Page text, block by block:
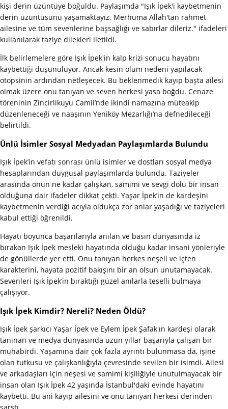
kişi derin üzüntüye boğuldu. Paylaşımda "Işık İpek'i kaybetmenin
derin üzüntüsünü yaşamaktayız. Merhuma Allah'tan rahmet
ailesine ve tüm sevenlerine başsağlığı ve sabırlar dileriz." ifadeleri
kullanılarak taziye dilekleri iletildi.
İlk belirlemelere göre Işık İpek'in kalp krizi sonucu hayatını
kaybettiği düşünülüyor. Ancak kesin ölüm nedeni yapılacak
otopsinin ardından netleşecek. Bu beklenmedik kayıp başta ailesi
olmak üzere onu tanıyan ve seven herkesi yasa boğdu. Cenaze
töreninin Zincirlikuyu Camii’nde ikindi namazına müteakip
düzenleneceği ve naaşının Yeniköy Mezarlığı’na defnedileceği
belirtildi.
Ünlü İsimler Sosyal Medyadan Paylaşımlarda Bulundu
Işık İpek’in vefatı sonrası ünlü isimler ve dostları sosyal medya
hesaplarından duygusal paylaşımlarda bulundu. Taziyeler
arasında onun ne kadar çalışkan, samimi ve sevgi dolu bir insan
olduğuna dair ifadeler dikkat çekti. Yaşar İpek’in de kardeşini
kaybetmenin verdiği acıyla oldukça zor anlar yaşadığı ve taziyeleri
kabul ettiği öğrenildi.
Hayatı boyunca başarılarıyla anılan ve basın dünyasında iz
bırakan Işık İpek mesleki hayatında olduğu kadar insani yönleriyle
de gönüllerde yer etti. Onu tanıyan herkes neşeli ve içten
karakterini, hayata pozitif bakışını bir an olsun unutamayacak.
Sevenleri Işık İpek’in bıraktığı güzel anılarla teselli bulmaya
çalışıyor.
Işık İpek Kimdir? Nereli? Neden Öldü?
Işık İpek şarkıcı Yaşar İpek ve Eylem İpek Şafak'ın kardeşi olarak
tanınan ve medya dünyasında uzun yıllar başarıyla çalışan bir
muhabirdi. Yaşamına dair çok fazla ayrıntı bulunmasa da, işine
olan tutkusu ve çalışkanlığıyla çevresinde sevilen bir isimdi. Ailesi
ve arkadaşları için neşesi ve samimi kişiliğiyle unutulmayacak bir
insan olan Işık İpek 42 yaşında İstanbul'daki evinde hayatını
kaybetti. Bu ani kayıp ailesini ve onu tanıyan herkesi derinden